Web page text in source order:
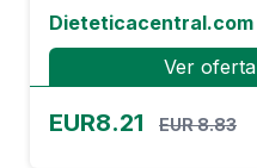
Dieteticacentral.com
Ver oferta
EUR8.21 EUR 8.83